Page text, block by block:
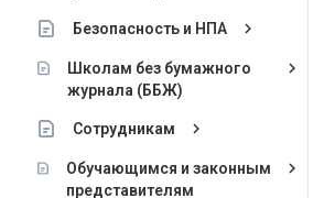
Безопасность и НПА keyboard_arrow_right
Школам без бумажного
журнала (ББЖ)
keyboard_arrow_right
Сотрудникам keyboard_arrow_right
Обучающимся и законным
представителям
keyboard_arrow_right